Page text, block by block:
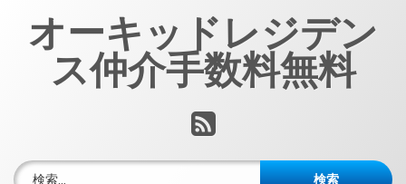
オーキッドレジデン
ス仲介手数料無料
RSS
検索: